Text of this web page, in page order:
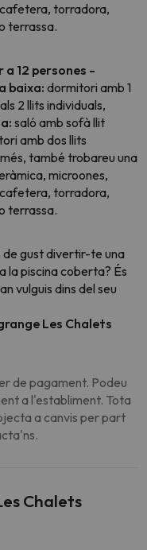
torradora,
terrassa.
a 12 persones -
baixa: dormitori amb 1
2 llits individuals,
saló amb sofà llit
amb dos llits
també trobareu una
microones,
torradora,
terrassa.
de gust divertir-te una
la piscina coberta? És
vulguis dins del seu
Les Chalets
de pagament. Podeu
a l'establiment. Tota
a canvis per part
Chalets